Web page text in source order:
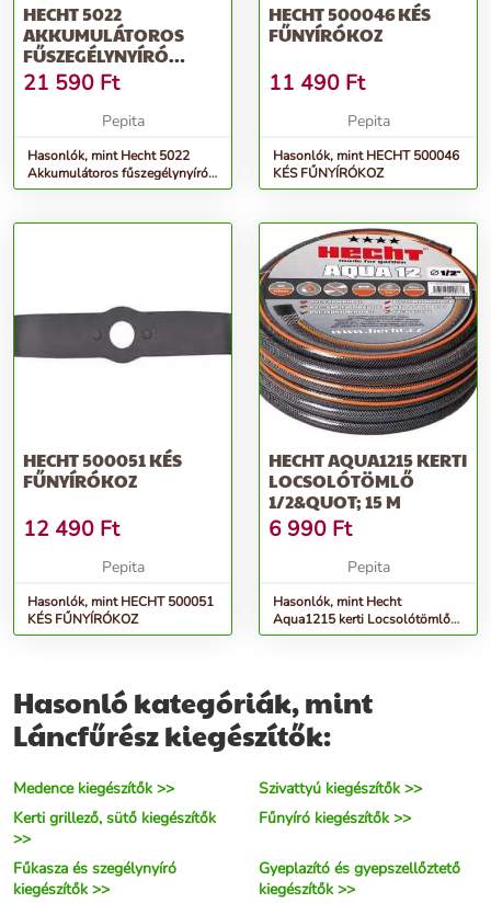
HECHT 5022
AKKUMULÁTOROS
FŰSZEGÉLYNYÍRÓ
(AKKU ÉS TÖLTŐ
NÉLKÜL)
21 590 Ft
Pepita
Hasonlók, mint Hecht 5022
Akkumulátoros fűszegélynyíró
(Akku és töltő nélkül)
HECHT 500046 KÉS
FŰNYÍRÓKOZ
11 490 Ft
Pepita
Hasonlók, mint HECHT 500046
KÉS FŰNYÍRÓKOZ
HECHT 500051 KÉS
FŰNYÍRÓKOZ
12 490 Ft
Pepita
Hasonlók, mint HECHT 500051
KÉS FŰNYÍRÓKOZ
HECHT AQUA1215 KERTI
LOCSOLÓTÖMLŐ
1/2&QUOT; 15 M
6 990 Ft
Pepita
Hasonlók, mint Hecht
Aqua1215 kerti Locsolótömlő
1/2&quot; 15 M
Hasonló kategóriák, mint
Láncfűrész kiegészítők:
Medence kiegészítők >>
Szivattyú kiegészítők >>
Kerti grillező, sütő kiegészítők
>>
Fűnyíró kiegészítők >>
Fűkasza és szegélynyíró
kiegészítők >>
Gyeplazító és gyepszellőztető
kiegészítők >>